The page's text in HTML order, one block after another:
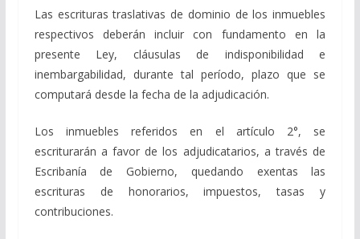
Las escrituras traslativas de dominio de los inmuebles
respectivos deberán incluir con fundamento en la
presente Ley, cláusulas de indisponibilidad e
inembargabilidad, durante tal período, plazo que se
computará desde la fecha de la adjudicación.
Los inmuebles referidos en el artículo 2°, se
escriturarán a favor de los adjudicatarios, a través de
Escribanía de Gobierno, quedando exentas las
escrituras de honorarios, impuestos, tasas y
contribuciones.